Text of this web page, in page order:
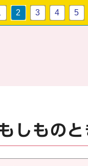
2 3 4 5
しものと